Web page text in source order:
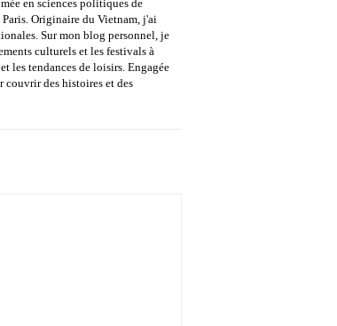
en sciences politiques de
Originaire du Vietnam, j'ai
Sur mon blog personnel, je
culturels et les festivals à
les tendances de loisirs. Engagée
des histoires et des